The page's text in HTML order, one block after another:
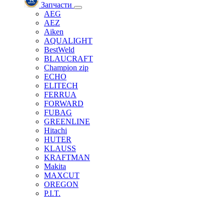
Запчасти
AEG
AEZ
Aiken
AQUALIGHT
BestWeld
BLAUCRAFT
Champion zip
ECHO
ELITECH
FERRUA
FORWARD
FUBAG
GREENLINE
Hitachi
HUTER
KLAUSS
KRAFTMAN
Makita
MAXCUT
OREGON
P.I.T.